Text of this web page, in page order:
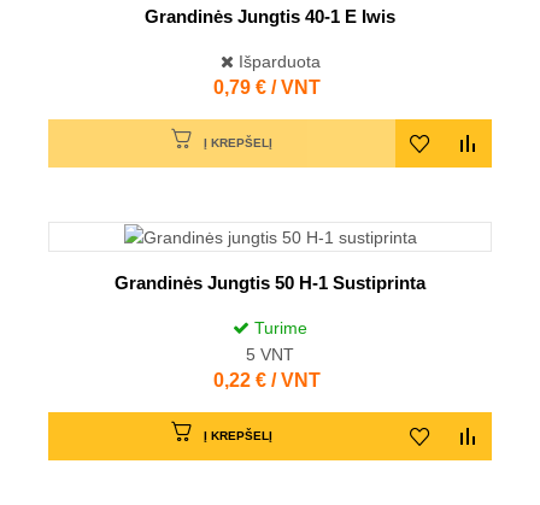
Grandinės Jungtis 40-1 E Iwis
Išparduota
Kaina
0,79 € / VNT
Į KREPŠELĮ
Grandinės Jungtis 50 H-1 Sustiprinta
Turime
5 VNT
Kaina
0,22 € / VNT
Į KREPŠELĮ